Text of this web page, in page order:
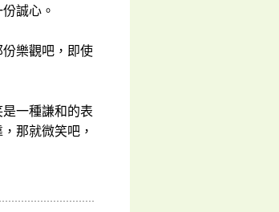
誠心。
樂觀吧，即使
一種謙和的表
那就微笑吧，